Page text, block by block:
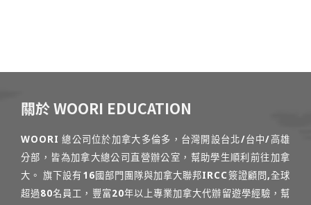
關於 WOORI EDUCATION
WOORI 總公司位於加拿大多倫多，台灣開設台北/台中/高雄
分部，皆為加拿大總公司直營辦公室，幫助學生順利前往加拿
大。 旗下設有16國部門團隊與加拿大聯邦IRCC簽證顧問,全球
超過80名員工，豐富20年以上專業加拿大代辦留遊學經驗，幫